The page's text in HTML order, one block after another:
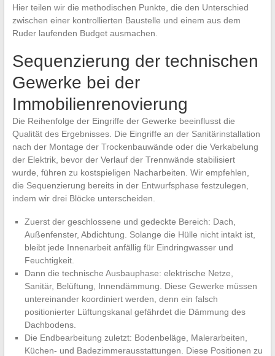
Hier teilen wir die methodischen Punkte, die den Unterschied
zwischen einer kontrollierten Baustelle und einem aus dem
Ruder laufenden Budget ausmachen.
Sequenzierung der technischen
Gewerke bei der
Immobilienrenovierung
Die Reihenfolge der Eingriffe der Gewerke beeinflusst die
Qualität des Ergebnisses. Die Eingriffe an der Sanitärinstallation
nach der Montage der Trockenbauwände oder die Verkabelung
der Elektrik, bevor der Verlauf der Trennwände stabilisiert
wurde, führen zu kostspieligen Nacharbeiten. Wir empfehlen,
die Sequenzierung bereits in der Entwurfsphase festzulegen,
indem wir drei Blöcke unterscheiden.
Zuerst der geschlossene und gedeckte Bereich: Dach,
Außenfenster, Abdichtung. Solange die Hülle nicht intakt ist,
bleibt jede Innenarbeit anfällig für Eindringwasser und
Feuchtigkeit.
Dann die technische Ausbauphase: elektrische Netze,
Sanitär, Belüftung, Innendämmung. Diese Gewerke müssen
untereinander koordiniert werden, denn ein falsch
positionierter Lüftungskanal gefährdet die Dämmung des
Dachbodens.
Die Endbearbeitung zuletzt: Bodenbeläge, Malerarbeiten,
Küchen- und Badezimmerausstattungen. Diese Positionen zu